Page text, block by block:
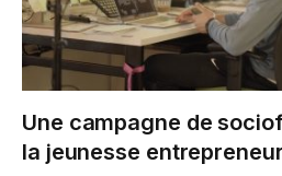
Une campagne de
la jeunesse